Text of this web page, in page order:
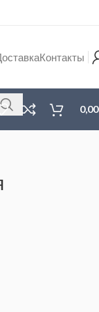
Контакты